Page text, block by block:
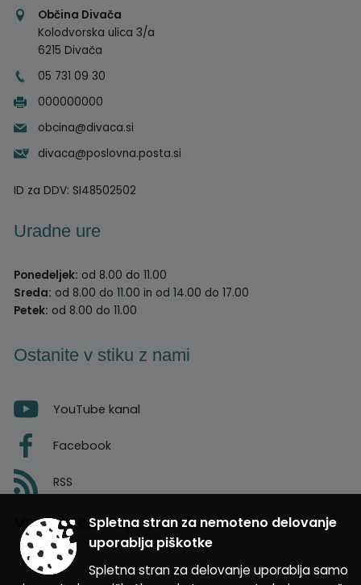
Občina Divača
Kolodvorska ulica 3/a
6215 Divača
05 731 09 30
000000000
obcina@divaca.si
divaca@poslovna.posta.si
ID za DDV: SI48502502
Uradne ure
Ponedeljek: od 8.00 do 11.00
Sreda: od 8.00 do 11.00 in od 14.00 do 17.00
Petek: od 8.00 do 11.00
Ostanite v stiku z nami
YouTube kanal
Facebook
RSS
Vremenska napoved
Spletna stran za nemoteno delovanje
uporablja piškotke
Spletna stran za delovanje uporablja samo